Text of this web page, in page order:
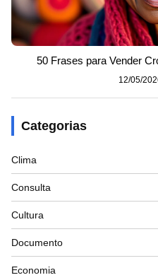
50 Frases para Vender
12/05/
Categorias
Clima
Consulta
Cultura
Documento
Economia